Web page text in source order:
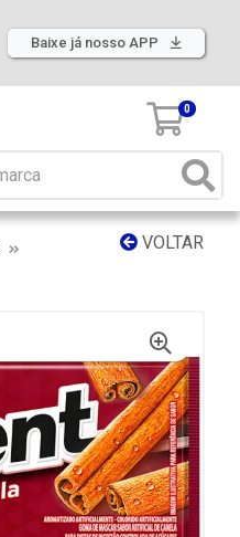
Baixe já nosso APP
0
VOLTAR